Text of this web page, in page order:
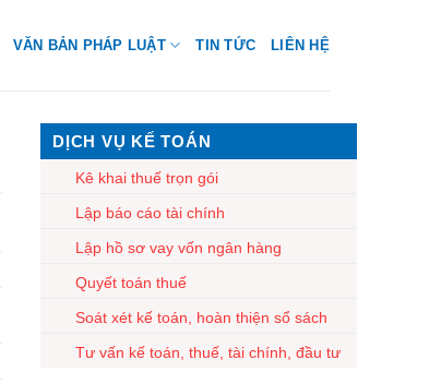
VĂN BẢN PHÁP LUẬT TIN TỨC LIÊN HỆ
DỊCH VỤ KẾ TOÁN
Kê khai thuế trọn gói
Lập báo cáo tài chính
Lập hồ sơ vay vốn ngân hàng
Quyết toán thuế
Soát xét kế toán, hoàn thiện sổ sách
Tư vấn kế toán, thuế, tài chính, đầu tư